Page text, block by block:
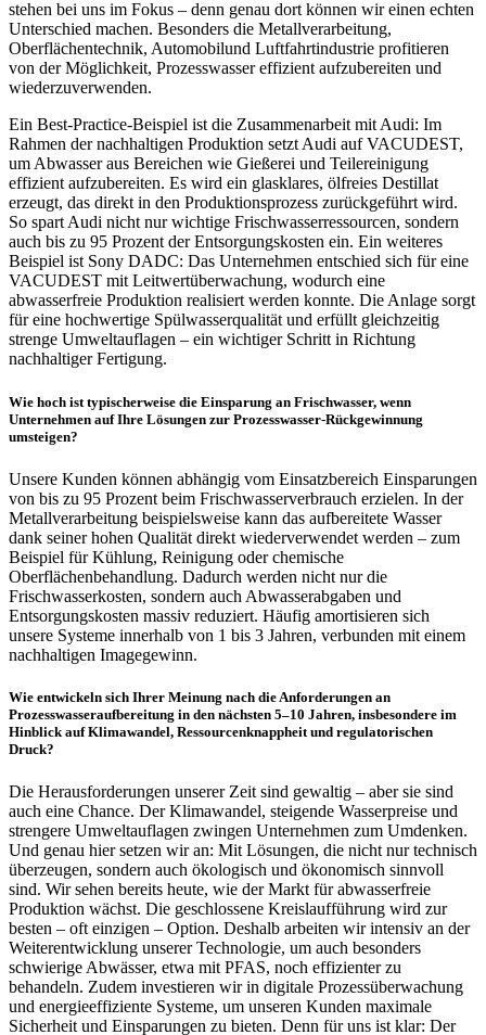
stehen bei uns im Fokus – denn genau dort können wir einen echten
Unterschied machen. Besonders die Metallverarbeitung,
Oberflächentechnik, Automobilund Luftfahrtindustrie profitieren
von der Möglichkeit, Prozesswasser effizient aufzubereiten und
wiederzuverwenden.
Ein Best-Practice-Beispiel ist die Zusammenarbeit mit Audi: Im
Rahmen der nachhaltigen Produktion setzt Audi auf VACUDEST,
um Abwasser aus Bereichen wie Gießerei und Teilereinigung
effizient aufzubereiten. Es wird ein glasklares, ölfreies Destillat
erzeugt, das direkt in den Produktionsprozess zurückgeführt wird.
So spart Audi nicht nur wichtige Frischwasserressourcen, sondern
auch bis zu 95 Prozent der Entsorgungskosten ein. Ein weiteres
Beispiel ist Sony DADC: Das Unternehmen entschied sich für eine
VACUDEST mit Leitwertüberwachung, wodurch eine
abwasserfreie Produktion realisiert werden konnte. Die Anlage sorgt
für eine hochwertige Spülwasserqualität und erfüllt gleichzeitig
strenge Umweltauflagen – ein wichtiger Schritt in Richtung
nachhaltiger Fertigung.
Wie hoch ist typischerweise die Einsparung an Frischwasser, wenn
Unternehmen auf Ihre Lösungen zur Prozesswasser-Rückgewinnung
umsteigen?
Unsere Kunden können abhängig vom Einsatzbereich Einsparungen
von bis zu 95 Prozent beim Frischwasserverbrauch erzielen. In der
Metallverarbeitung beispielsweise kann das aufbereitete Wasser
dank seiner hohen Qualität direkt wiederverwendet werden – zum
Beispiel für Kühlung, Reinigung oder chemische
Oberflächenbehandlung. Dadurch werden nicht nur die
Frischwasserkosten, sondern auch Abwasserabgaben und
Entsorgungskosten massiv reduziert. Häufig amortisieren sich
unsere Systeme innerhalb von 1 bis 3 Jahren, verbunden mit einem
nachhaltigen Imagegewinn.
Wie entwickeln sich Ihrer Meinung nach die Anforderungen an
Prozesswasseraufbereitung in den nächsten 5–10 Jahren, insbesondere im
Hinblick auf Klimawandel, Ressourcenknappheit und regulatorischen
Druck?
Die Herausforderungen unserer Zeit sind gewaltig – aber sie sind
auch eine Chance. Der Klimawandel, steigende Wasserpreise und
strengere Umweltauflagen zwingen Unternehmen zum Umdenken.
Und genau hier setzen wir an: Mit Lösungen, die nicht nur technisch
überzeugen, sondern auch ökologisch und ökonomisch sinnvoll
sind. Wir sehen bereits heute, wie der Markt für abwasserfreie
Produktion wächst. Die geschlossene Kreislaufführung wird zur
besten – oft einzigen – Option. Deshalb arbeiten wir intensiv an der
Weiterentwicklung unserer Technologie, um auch besonders
schwierige Abwässer, etwa mit PFAS, noch effizienter zu
behandeln. Zudem investieren wir in digitale Prozessüberwachung
und energieeffiziente Systeme, um unseren Kunden maximale
Sicherheit und Einsparungen zu bieten. Denn für uns ist klar: Der